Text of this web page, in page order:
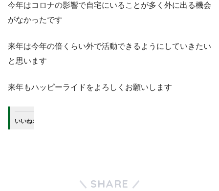
今年はコロナの影響で自宅にいることが多く外に出る機会
がなかったです
来年は今年の倍くらい外で活動できるようにしていきたい
と思います
来年もハッピーライドをよろしくお願いします
いいね:
SHARE